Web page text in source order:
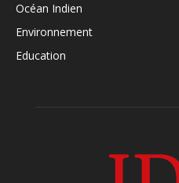
Océan Indien
Environnement
Education